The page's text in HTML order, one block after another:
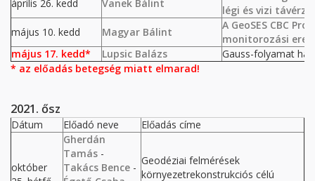
április 26. kedd Vanek Bálint
légi és vizi
május 10. kedd
Magyar Bálint
A GeoSES CBC
monitorozási
május 17. kedd*
Lupsic Balázs
Gauss-folyamat
* az előadás betegség miatt elmarad!
2021. ősz
Dátum Előadó neve Előadás címe
október
Gherdán
Tamás -
Takács Bence -
Geodéziai felmérések
környezetrekonstrukciós célú